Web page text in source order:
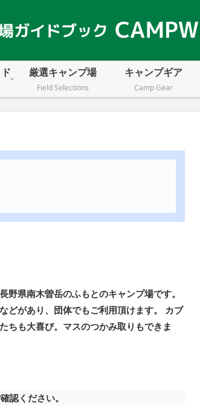
厳選キャンプ場
Field Selections
キャンプギア
Camp Gear
野県南木曽岳のふもとのキャンプ場です。
どがあり、団体でもご利用頂けます。 カブ
ちも大喜び。マスのつかみ取りもできま
認ください。